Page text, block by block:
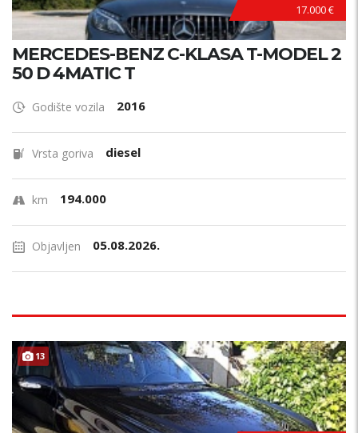
17.000 €
MERCEDES-BENZ C-KLASA T-MODEL 2
50 D 4MATIC T
Godište vozila 2016
Vrsta goriva diesel
km 194.000
Objavljen 05.08.2026.
13